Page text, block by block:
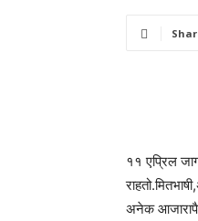
११ एप्रिल
अनेक